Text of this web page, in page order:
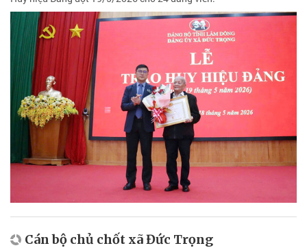
Cán bộ chủ chốt xã Đức Trọng